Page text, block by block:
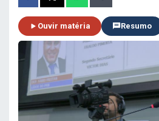
Ouvir matéria Resumo